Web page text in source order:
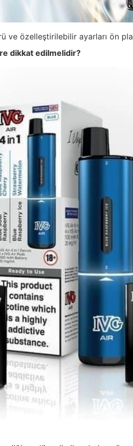
ve özelleştirilebilir ayarları ön
dikkat edilmelidir?